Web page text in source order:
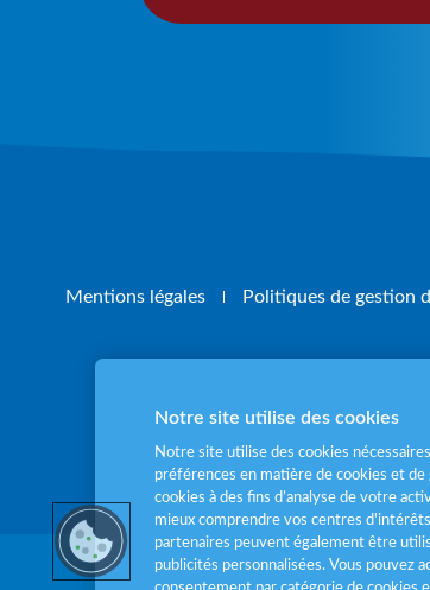
Mentions légales Politiques de gestion
Pour
Notre site utilise des cookies
Notre site utilise des cookies
préférences en matière de cookies et
cookies à des fins d’analyse de votre
mieux comprendre vos centres d'intérêts
partenaires peuvent également être
publicités personnalisées. Vous pouvez